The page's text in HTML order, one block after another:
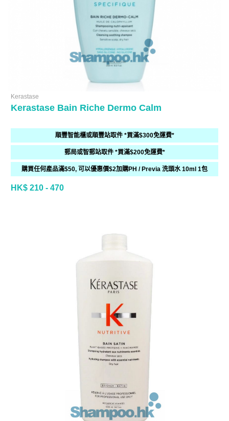
Kerastase
Kerastase Bain Riche Dermo Calm
順豐智能櫃或順豐站取件 *買滿$300免運費*
郵局或智郵站取件 *買滿$200免運費*
購買任何產品滿$50, 可以優惠價$2加購PH / Previa 洗頭水 10ml 1包
HK$ 210 - 470